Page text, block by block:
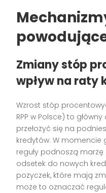
Zmiany stóp
wpływ na raty
Wzrost stóp
RPP w Polsce) to
przełożyć się na
kredytów. W momencie
reguły podnoszą
odsetek do nowych
pożyczek, które mają
może to oznaczać